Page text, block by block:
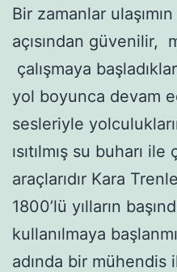
Bir zamanlar
açısından güvenilir,
çalışmaya
yol boyunca devam
sesleriyle
ısıtılmış su buharı ile
araçlarıdır Kara
1800’lü yılların
kullanılmaya
adında bir mühendis